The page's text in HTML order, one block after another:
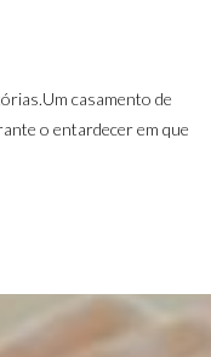
casamento de
o entardecer em que